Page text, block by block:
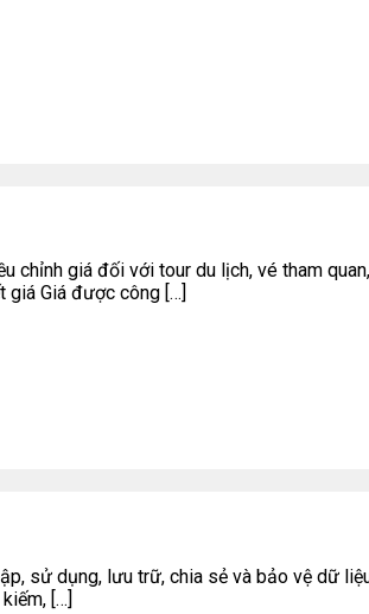
chỉnh giá đối với tour du lịch, vé tham
Giá được công […]
sử dụng, lưu trữ, chia sẻ và bảo vệ dữ
[…]